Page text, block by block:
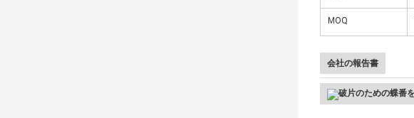
MOQ
会社の報告書